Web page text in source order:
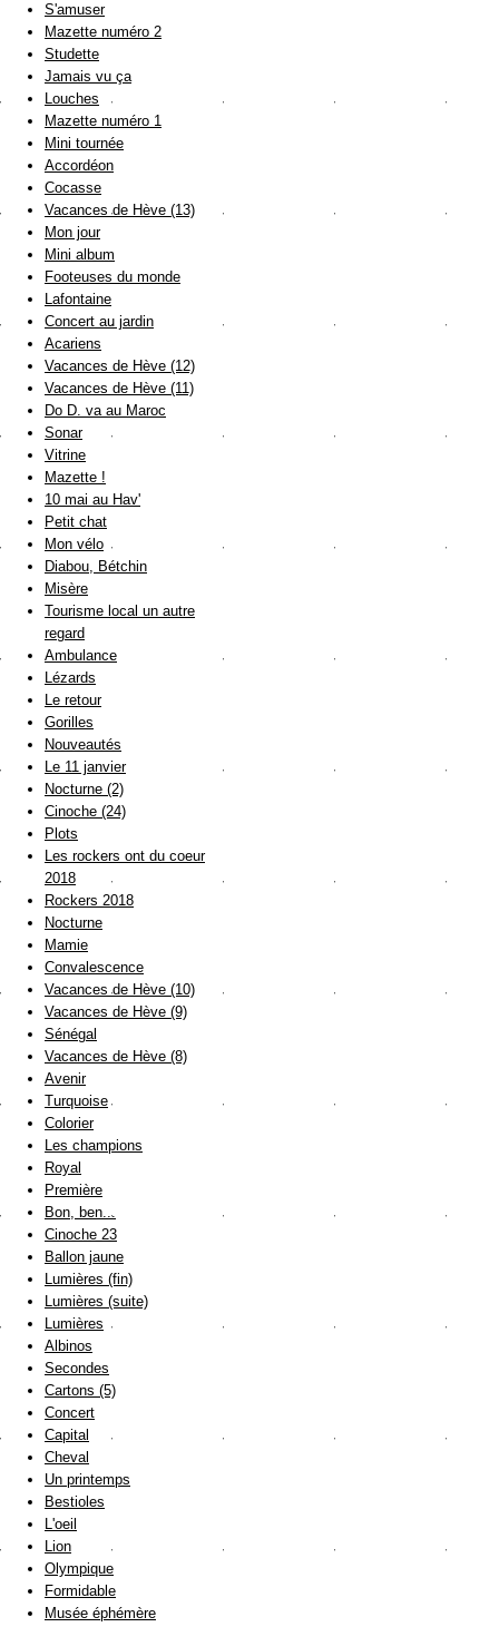
S'amuser
Mazette numéro 2
Studette
Jamais vu ça
Louches
Mazette numéro 1
Mini tournée
Accordéon
Cocasse
Vacances de Hève (13)
Mon jour
Mini album
Footeuses du monde
Lafontaine
Concert au jardin
Acariens
Vacances de Hève (12)
Vacances de Hève (11)
Do D. va au Maroc
Sonar
Vitrine
Mazette !
10 mai au Hav'
Petit chat
Mon vélo
Diabou, Bétchin
Misère
Tourisme local un autre
regard
Ambulance
Lézards
Le retour
Gorilles
Nouveautés
Le 11 janvier
Nocturne (2)
Cinoche (24)
Plots
Les rockers ont du coeur
2018
Rockers 2018
Nocturne
Mamie
Convalescence
Vacances de Hève (10)
Vacances de Hève (9)
Sénégal
Vacances de Hève (8)
Avenir
Turquoise
Colorier
Les champions
Royal
Première
Bon, ben...
Cinoche 23
Ballon jaune
Lumières (fin)
Lumières (suite)
Lumières
Albinos
Secondes
Cartons (5)
Concert
Capital
Cheval
Un printemps
Bestioles
L'oeil
Lion
Olympique
Formidable
Musée éphémère